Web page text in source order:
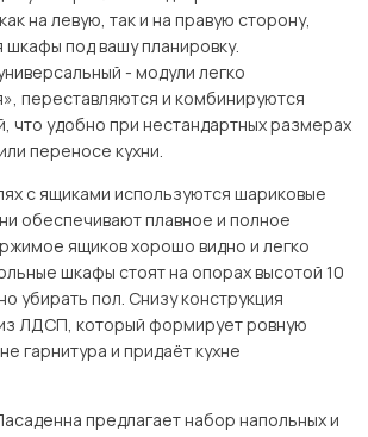
на левую, так и на правую сторону,
шкафы под вашу планировку.
- модули легко
переставляются и комбинируются
что удобно при нестандартных размерах
переносе кухни.
с ящиками используются шариковые
обеспечивают плавное и полное
ящиков хорошо видно и легко
шкафы стоят на опорах высотой 10
убирать пол. Снизу конструкция
ЛДСП, который формирует ровную
гарнитура и придаёт кухне
предлагает набор напольных и